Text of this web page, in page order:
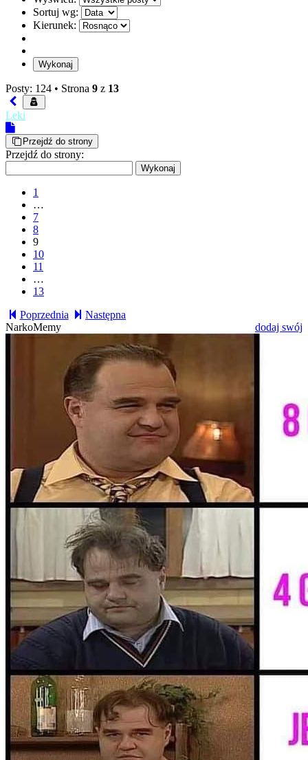
Sortuj wg:
Kierunek:
Posty: 124 • Strona 9 z 13
Leki
Przejdź do strony
Przejdź do strony:
1
…
7
8
9
10
11
…
13
Poprzednia
Następna
NarkoMemy
dodaj swój